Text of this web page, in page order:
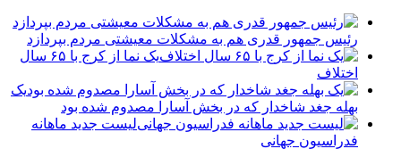
رئیس جمهور قدری هم به مشکلات معیشتی مردم بپردازد
یک نما از کرج با ۶۵ سال
اختلاف
یک
بهله جغد شاخدار که در بخش آسارا مصدوم شده بود
لیست جدید ماهانه
فدراسیون جهانی